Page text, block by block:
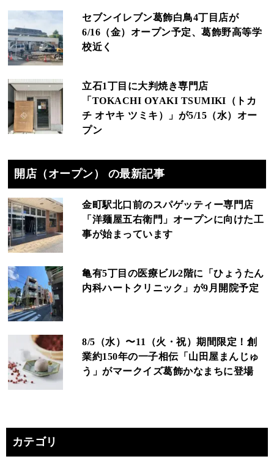
セブンイレブン葛飾白鳥4丁目店が
6/16（金）オープン予定、葛飾野高等学
校近く
立石1丁目に大判焼き専門店
「TOKACHI OYAKI TSUMIKI（トカ
チ オヤキ ツミキ）」が5/15（水）オー
プン
開店（オープン） の最新記事
金町駅北口前のスパゲッティー専門店
「洋麺屋五右衛門」オープンに向けた工
事が始まっています
亀有5丁目の医療ビル2階に「ひょうたん
内科ハートクリニック」が9月開院予定
8/5（水）〜11（火・祝）期間限定！創
業約150年の一子相伝「山田屋まんじゅ
う」がマークイズ葛飾かなまちに登場
カテゴリ